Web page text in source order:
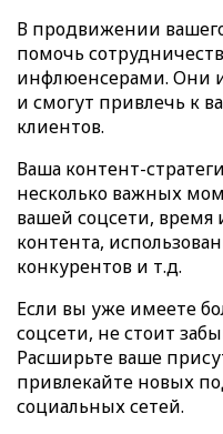
В продвижении
помочь
инфлюенсерами. Они
и смогут привлечь к
клиентов.
Ваша контент-
несколько важных
вашей соцсети,
контента,
конкурентов и т.д.
Если вы уже имеете
соцсети, не стоит
Расширьте ваше
привлекайте новых
социальных сетей.